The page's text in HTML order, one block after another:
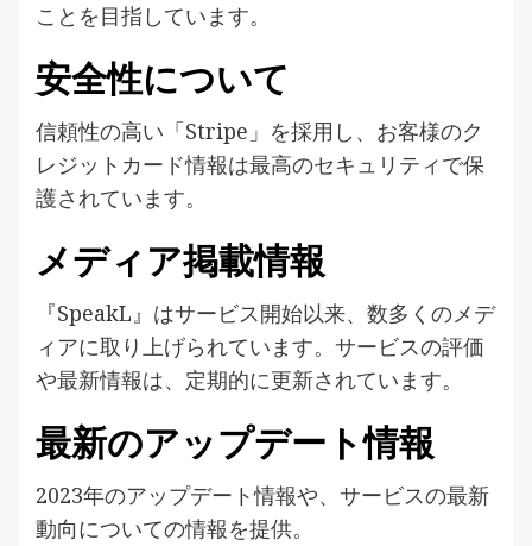
ことを目指しています。
安全性について
信頼性の高い「Stripe」を採用し、お客様のク
レジットカード情報は最高のセキュリティで保
護されています。
メディア掲載情報
『SpeakL』はサービス開始以来、数多くのメデ
ィアに取り上げられています。サービスの評価
や最新情報は、定期的に更新されています。
最新のアップデート情報
2023年のアップデート情報や、サービスの最新
動向についての情報を提供。